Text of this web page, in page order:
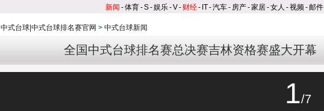
新闻 -体育-S-娱乐-V- 财经- IT-汽车- 房产-家居-女人 -视频-邮件
中式台球|中式台球排名赛官网 > 中式台球新闻
全国中式台球排名赛总决赛吉林资格赛盛大开幕
1/7